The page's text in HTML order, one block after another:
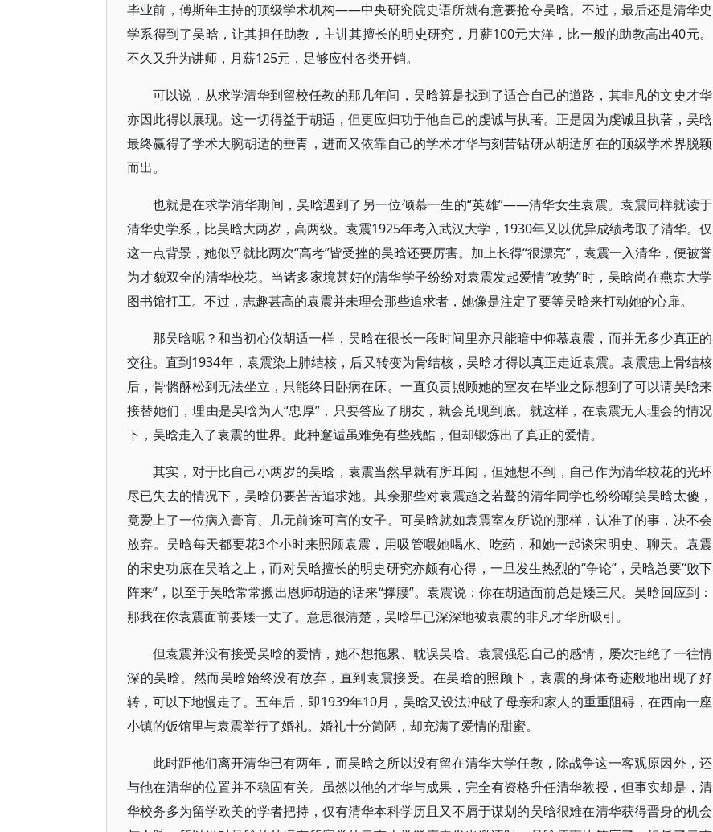
毕业前，傅斯年主持的顶级学术机构——中央研究院史语所就有意要抢夺吴晗。不过，最后还是清华史
学系得到了吴晗，让其担任助教，主讲其擅长的明史研究，月薪100元大洋，比一般的助教高出40元。
不久又升为讲师，月薪125元，足够应付各类开销。
可以说，从求学清华到留校任教的那几年间，吴晗算是找到了适合自己的道路，其非凡的文史才华
亦因此得以展现。这一切得益于胡适，但更应归功于他自己的虔诚与执著。正是因为虔诚且执著，吴晗
最终赢得了学术大腕胡适的垂青，进而又依靠自己的学术才华与刻苦钻研从胡适所在的顶级学术界脱颖
而出。
也就是在求学清华期间，吴晗遇到了另一位倾慕一生的“英雄”——清华女生袁震。袁震同样就读于
清华史学系，比吴晗大两岁，高两级。袁震1925年考入武汉大学，1930年又以优异成绩考取了清华。仅
这一点背景，她似乎就比两次“高考”皆受挫的吴晗还要厉害。加上长得“很漂亮”，袁震一入清华，便被誉
为才貌双全的清华校花。当诸多家境甚好的清华学子纷纷对袁震发起爱情“攻势”时，吴晗尚在燕京大学
图书馆打工。不过，志趣甚高的袁震并未理会那些追求者，她像是注定了要等吴晗来打动她的心扉。
那吴晗呢？和当初心仪胡适一样，吴晗在很长一段时间里亦只能暗中仰慕袁震，而并无多少真正的
交往。直到1934年，袁震染上肺结核，后又转变为骨结核，吴晗才得以真正走近袁震。袁震患上骨结核
后，骨骼酥松到无法坐立，只能终日卧病在床。一直负责照顾她的室友在毕业之际想到了可以请吴晗来
接替她们，理由是吴晗为人“忠厚”，只要答应了朋友，就会兑现到底。就这样，在袁震无人理会的情况
下，吴晗走入了袁震的世界。此种邂逅虽难免有些残酷，但却锻炼出了真正的爱情。
其实，对于比自己小两岁的吴晗，袁震当然早就有所耳闻，但她想不到，自己作为清华校花的光环
尽已失去的情况下，吴晗仍要苦苦追求她。其余那些对袁震趋之若鹜的清华同学也纷纷嘲笑吴晗太傻，
竟爱上了一位病入膏肓、几无前途可言的女子。可吴晗就如袁震室友所说的那样，认准了的事，决不会
放弃。吴晗每天都要花3个小时来照顾袁震，用吸管喂她喝水、吃药，和她一起谈宋明史、聊天。袁震
的宋史功底在吴晗之上，而对吴晗擅长的明史研究亦颇有心得，一旦发生热烈的“争论”，吴晗总要“败下
阵来”，以至于吴晗常常搬出恩师胡适的话来“撑腰”。袁震说：你在胡适面前总是矮三尺。吴晗回应到：
那我在你袁震面前要矮一丈了。意思很清楚，吴晗早已深深地被袁震的非凡才华所吸引。
但袁震并没有接受吴晗的爱情，她不想拖累、耽误吴晗。袁震强忍自己的感情，屡次拒绝了一往情
深的吴晗。然而吴晗始终没有放弃，直到袁震接受。在吴晗的照顾下，袁震的身体奇迹般地出现了好
转，可以下地慢走了。五年后，即1939年10月，吴晗又设法冲破了母亲和家人的重重阻碍，在西南一座
小镇的饭馆里与袁震举行了婚礼。婚礼十分简陋，却充满了爱情的甜蜜。
此时距他们离开清华已有两年，而吴晗之所以没有留在清华大学任教，除战争这一客观原因外，还
与他在清华的位置并不稳固有关。虽然以他的才华与成果，完全有资格升任清华教授，但事实却是，清
华校务多为留学欧美的学者把持，仅有清华本科学历且又不屑于谋划的吴晗很难在清华获得晋身的机会